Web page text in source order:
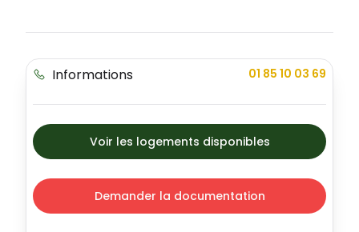
Fontenay-aux-Roses
Située à Fontenay-aux-Roses, une commune
et apaisant. Son cadre de vie est idéalisé par la
présence de nombreux espaces extérieurs, des
services à proximité et une grande sérénité. A
quelques pas seulement, retrouvez des écoles,
des parcs, des installations sportives et des
Informations 01 85 10 03 69
Voir les logements disponibles
Demander la documentation